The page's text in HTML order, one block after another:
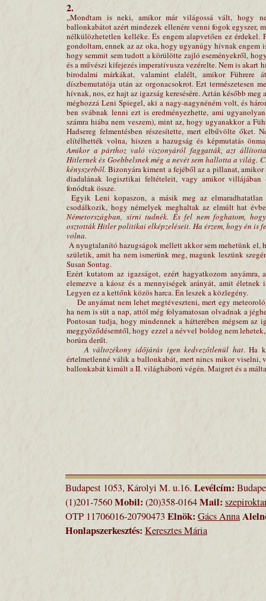
2.
„Mondtam is neki, amikor már világossá vált, hogy
ballonkabátot azért mindezek ellenére venni fogok egyszer,
nélkülözhetetlen kelléke. És engem alapvetően ez érdekel.
gondoltam, ennek az az oka, hogy ugyanúgy hívnak
hogy semmit sem tudott a körülötte zajló eseményekről,
és a művészi kifejezés imperatívusza vezérelte. Nem is akart
birodalmi márkákat, valamint elalélt, amikor Führere
díszbemutatója után az orgonacsokrot. Ezt természetesen
hívnak, nos, ez hajt az igazság keresésére. Aztán később
méghozzá Leni Spiegel, aki a nagy-nagynéném volt, és
ben svábnak lenni ezt is eredményezhette, ami
számra hiába nem veszem), mint az, hogy ugyanakkor a
Hadsereg felmentésben részesítette, mert elbűvölte
elítélhették volna, hiszen a hazugság és képmutatás
Amikor a párthoz való viszonyáról faggatták, azt
Hitlernek és Goebbelsnek még a nevét sem hallotta a világ.
kényszerből.Bizonyára kiment a fejéből az a pillanat,
diadalának logisztikai feltételeit, vagy amikor villájában
fonódtak össze.
Egyik Leni kopaszon, a másik meg az
csodálkozik, hogy némelyek meghaltak az elmúlt hat
Németországban, sírni tudnék. És fel nem foghatom,
osztották Hitler politikai elképzeléseit. Ha érzem, hogy én is
volna.
A nyugtalanító hazugságok mellett akkor sem mehetünk el,
születik, amit ha nem ismerünk meg, magunk leszünk
Susan Sontag.
Ezért kutatom az igazságot, ezért hagyatkozom
elemezve a káosz és a mennyiségek arányát, amit
Legyen ez a kettőnk közös harca. Én leszek a közlegény.
De anyámat nem lehet megtéveszteni, mert egy
ha nem is süt a nap, attól még folyamatosan olvadnak a
Pontosan tudja, hogy mindennek a hátterében mégsem az
meggyőződésemtől, hogy ezzel a névvel boldog nem
borúra derűt.
A változékony időjárás igen kedvezőtlenül hat. Ha
értelmetlenné válik a ballonkabát, mert nincs mikor viselni,
ballonkabát kimúlt a II. világháború végén. Maigret és a
Budapest 1053, Károlyi M. u.16. Levélcím:
(1)201-7560Mobil: (20)358-0164Mail:
OTP 11706016-20790473 Elnök: Gács Anna
Honlapszerkesztés: Keresztes Mária